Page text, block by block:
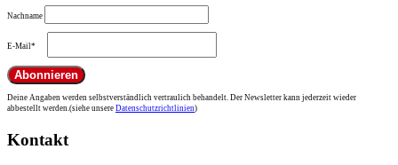
Nachname
E-Mail*
Deine Angaben werden selbstverständlich vertraulich behandelt. Der Newsletter kann jederzeit wieder
abbestellt werden.(siehe unsere Datenschutzrichtlinien)
Kontakt